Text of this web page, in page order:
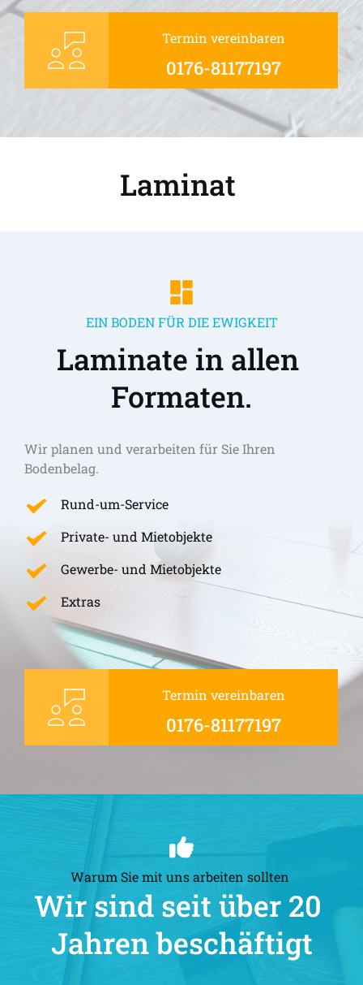
Termin vereinbaren
0176-81177197
Laminat
EIN BODEN FÜR DIE EWIGKEIT
Laminate in allen
Formaten.
Wir planen und verarbeiten für Sie Ihren
Bodenbelag.
Rund-um-Service
Private- und Mietobjekte
Gewerbe- und Mietobjekte
Extras
Termin vereinbaren
0176-81177197
Warum Sie mit uns arbeiten sollten
Wir sind seit über 20
Jahren beschäftigt